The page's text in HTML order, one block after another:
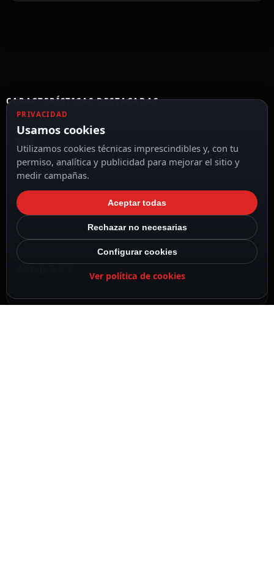
CARACTERÍSTICAS DESTACADAS
VER TODAS LAS CARACTERÍSTICAS
Litio
PRIVACIDAD
Usamos cookies
Utilizamos cookies técnicas imprescindibles y, con tu
permiso, analítica y publicidad para mejorar el sitio y
medir campañas.
Aceptar todas
Rechazar no necesarias
Configurar cookies
Ver política de cookies